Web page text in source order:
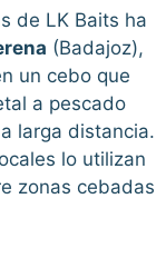
de LK Baits ha
(Badajoz),
un cebo que
a pescado
larga distancia.
lo utilizan
zonas cebadas